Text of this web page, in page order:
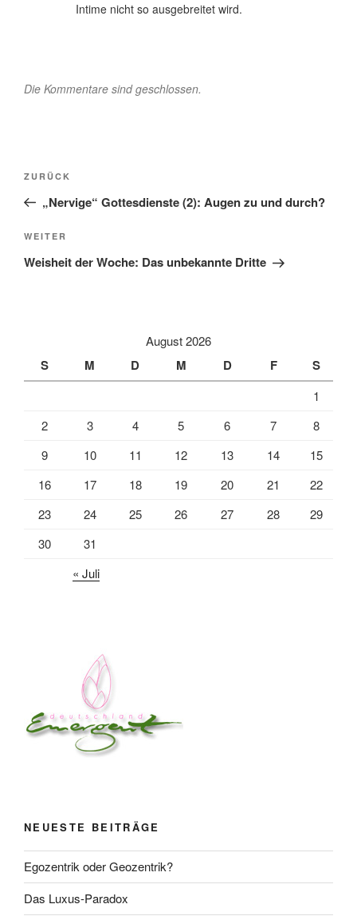
Intime nicht so ausgebreitet wird.
Die Kommentare sind geschlossen.
Beitragsnavigation
Vorheriger
Beitrag
ZURÜCK
„Nervige“ Gottesdienste (2): Augen zu und durch?
Nächster
Beitrag
WEITER
Weisheit der Woche: Das unbekannte Dritte
August 2026
S M D M D F S
1
2
3 4 5 6 7
8
9
10 11 12 13 14
15
16
17 18 19 20 21
22
23
24 25 26 27 28
29
30
31
« Juli
NEUESTE BEITRÄGE
Egozentrik oder Geozentrik?
Das Luxus-Paradox